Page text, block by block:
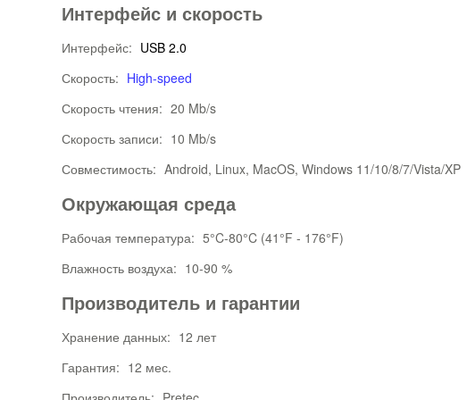
Интерфейс и скорость
Интерфейс: USB 2.0
Скорость: High-speed
Скорость чтения: 20 Mb/s
Скорость записи: 10 Mb/s
Совместимость: Android, Linux, MacOS, Windows 11/10/8/7/Vista/XP
Окружающая среда
Рабочая температура: 5°C-80°C (41°F - 176°F)
Влажность воздуха: 10-90 %
Производитель и гарантии
Хранение данных: 12 лет
Гарантия: 12 мес.